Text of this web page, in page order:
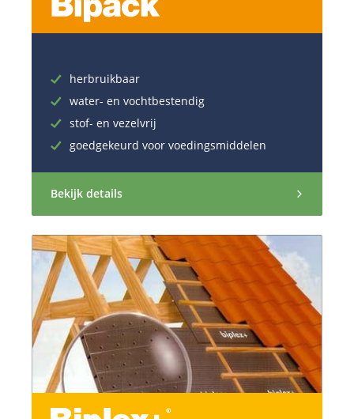
herbruikbaar
water- en vochtbestendig
stof- en vezelvrij
goedgekeurd voor voedingsmiddelen
Bekijk details